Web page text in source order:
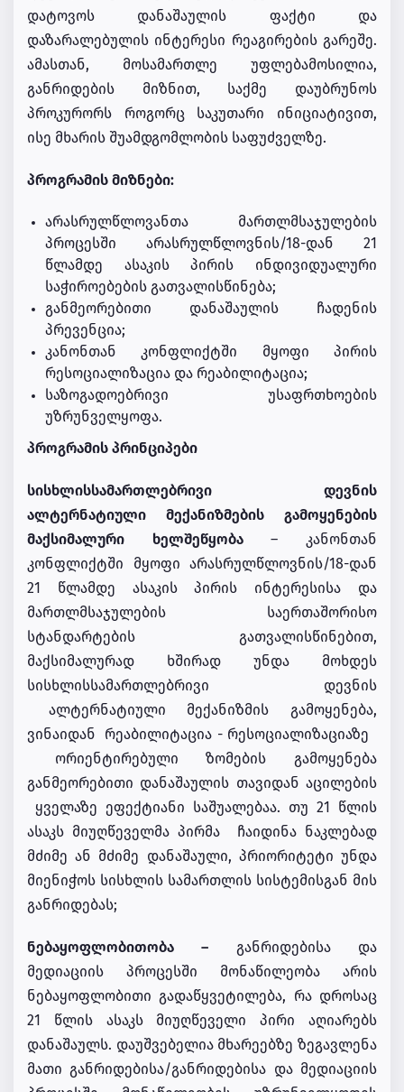
დატოვოს დანაშაულის ფაქტი და
დაზარალებულის ინტერესი რეაგირების გარეშე.
ამასთან, მოსამართლე უფლებამოსილია,
განრიდების მიზნით, საქმე დაუბრუნოს
პროკურორს როგორც საკუთარი ინიციატივით,
ისე მხარის შუამდგომლობის საფუძველზე.
პროგრამის მიზნები:
არასრულწლოვანთა მართლმსაჯულების
პროცესში არასრულწლოვნის/18-დან 21
წლამდე ასაკის პირის ინდივიდუალური
საჭიროებების გათვალისწინება;
განმეორებითი დანაშაულის ჩადენის
პრევენცია;
კანონთან კონფლიქტში მყოფი პირის
რესოციალიზაცია და რეაბილიტაცია;
საზოგადოებრივი უსაფრთხოების
უზრუნველყოფა.
პროგრამის პრინციპები
სისხლისსამართლებრივი დევნის
ალტერნატიული მექანიზმების გამოყენების
მაქსიმალური ხელშეწყობა– კანონთან
კონფლიქტში მყოფი არასრულწლოვნის/18-დან
21 წლამდე ასაკის პირის ინტერესისა და
მართლმსაჯულების საერთაშორისო
სტანდარტების გათვალისწინებით,
მაქსიმალურად ხშირად უნდა მოხდეს
სისხლისსამართლებრივი დევნის
ალტერნატიული მექანიზმის გამოყენება,
ვინაიდან რეაბილიტაცია - რესოციალიზაციაზე
ორიენტირებული ზომების გამოყენება
განმეორებითი დანაშაულის თავიდან აცილების
ყველაზე ეფექტიანი საშუალებაა. თუ 21 წლის
ასაკს მიუღწეველმა პირმა ჩაიდინა ნაკლებად
მძიმე ან მძიმე დანაშაული, პრიორიტეტი უნდა
მიენიჭოს სისხლის სამართლის სისტემისგან მის
განრიდებას;
ნებაყოფლობითობა – განრიდებისა და
მედიაციის პროცესში მონაწილეობა არის
ნებაყოფლობითი გადაწყვეტილება, რა დროსაც
21 წლის ასაკს მიუღწეველი პირი აღიარებს
დანაშაულს. დაუშვებელია მხარეებზე ზეგავლენა
მათი განრიდებისა/განრიდებისა და მედიაციის